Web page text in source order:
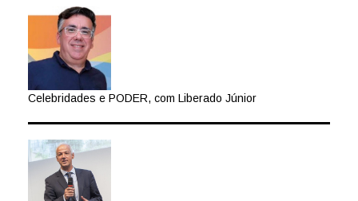
Celebridades e PODER, com Liberado Júnior